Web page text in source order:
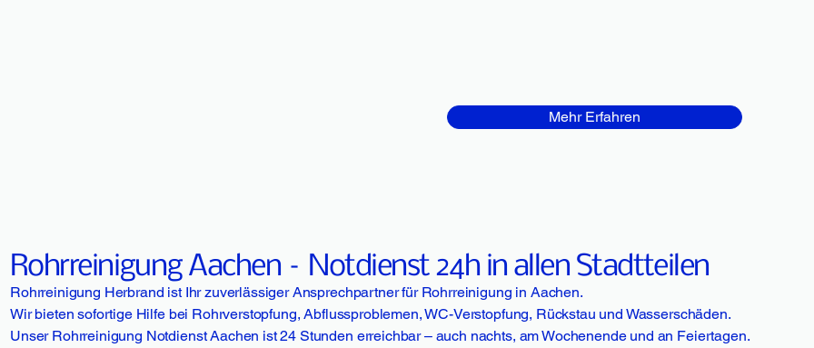
Mehr Erfahren
Rohrreinigung Aachen – Notdienst 24h in allen Stadtteilen
Rohrreinigung Herbrand ist Ihr zuverlässiger Ansprechpartner für Rohrreinigung in Aachen.
Wir bieten sofortige Hilfe bei Rohrverstopfung, Abflussproblemen, WC-Verstopfung, Rückstau und Wasserschäden.
Unser Rohrreinigung Notdienst Aachen ist 24 Stunden erreichbar – auch nachts, am Wochenende und an Feiertagen.